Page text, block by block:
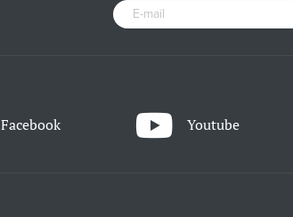
Facebook Youtube